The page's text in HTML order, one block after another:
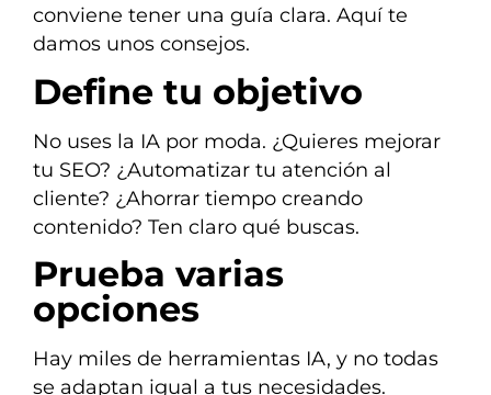
conviene tener una guía clara. Aquí te
damos unos consejos.
Define tu objetivo
No uses la IA por moda. ¿Quieres mejorar
tu SEO? ¿Automatizar tu atención al
cliente? ¿Ahorrar tiempo creando
contenido? Ten claro qué buscas.
Prueba varias
opciones
Hay miles de herramientas IA, y no todas
se adaptan igual a tus necesidades.